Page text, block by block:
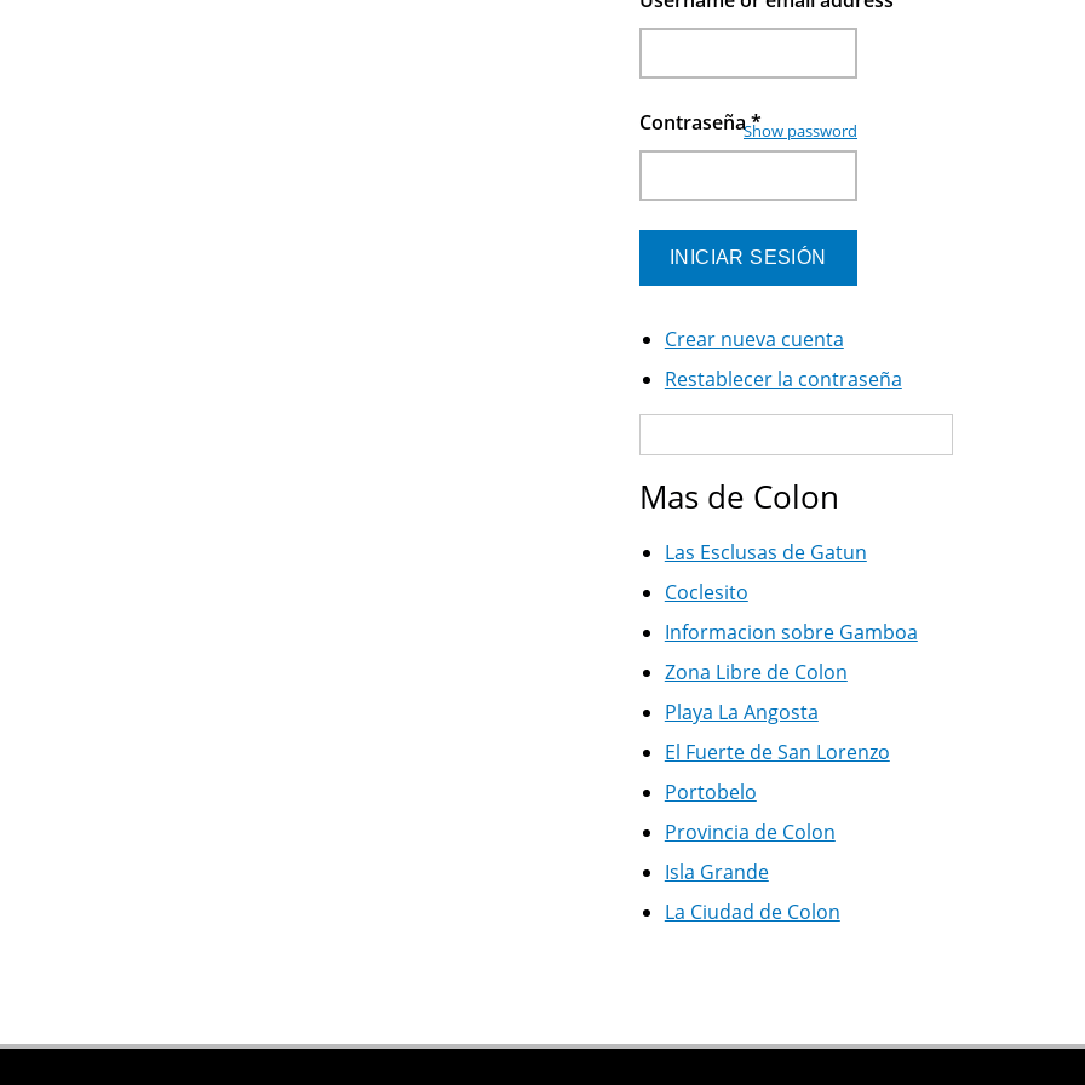
Contraseña*
Show password
Crear nueva cuenta
Restablecer la contraseña
Mas de Colon
Las Esclusas de Gatun
Coclesito
Informacion sobre Gamboa
Zona Libre de Colon
Playa La Angosta
El Fuerte de San Lorenzo
Portobelo
Provincia de Colon
Isla Grande
La Ciudad de Colon